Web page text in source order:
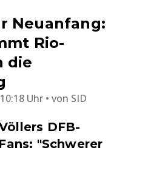
Neuanfang:
Rio-
die
Uhr von SID
DFB-
"Schwerer